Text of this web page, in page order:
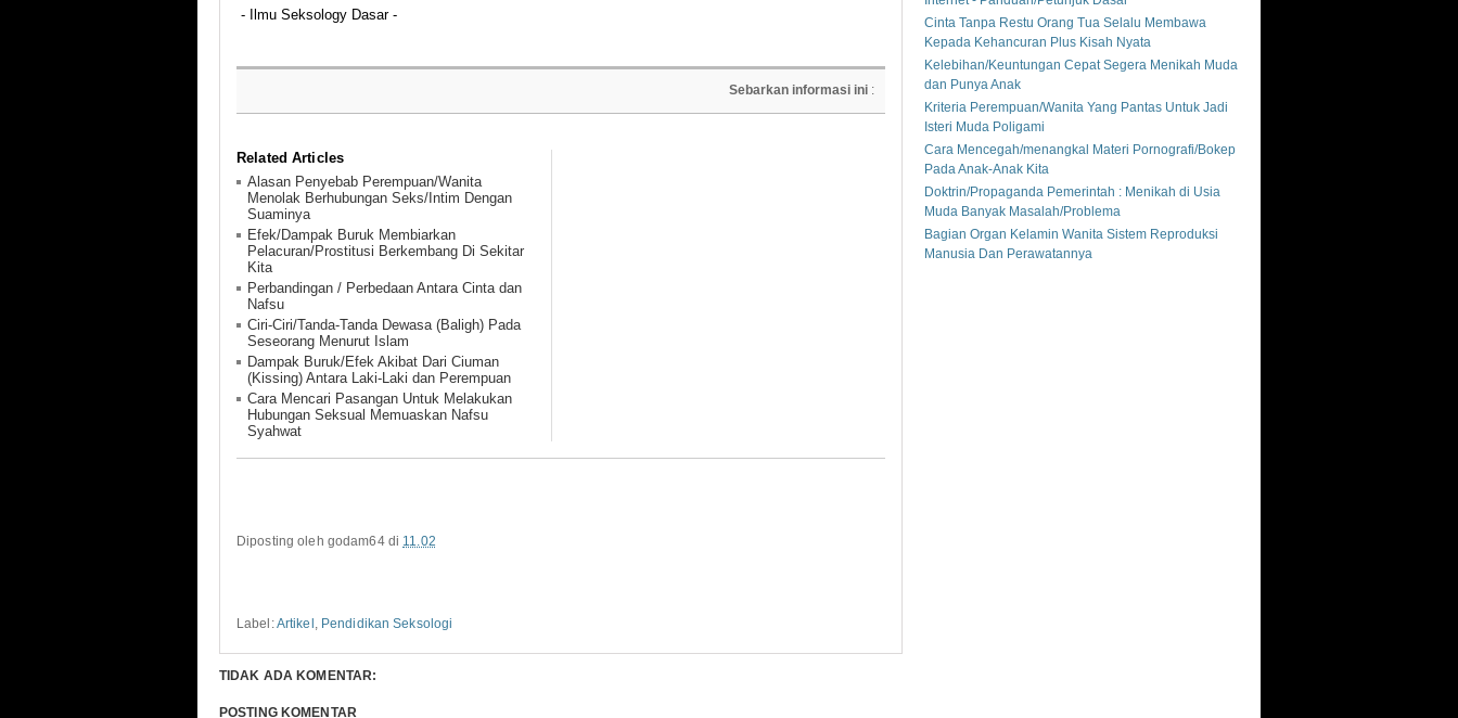
- Ilmu Seksology Dasar -
Sebarkan informasi ini :
Related Articles
Alasan Penyebab Perempuan/Wanita
Menolak Berhubungan Seks/Intim Dengan
Suaminya
Efek/Dampak Buruk Membiarkan
Pelacuran/Prostitusi Berkembang Di Sekitar
Kita
Perbandingan / Perbedaan Antara Cinta dan
Nafsu
Ciri-Ciri/Tanda-Tanda Dewasa (Baligh) Pada
Seseorang Menurut Islam
Dampak Buruk/Efek Akibat Dari Ciuman
(Kissing) Antara Laki-Laki dan Perempuan
Cara Mencari Pasangan Untuk Melakukan
Hubungan Seksual Memuaskan Nafsu
Syahwat
Diposting oleh godam64 di 11.02
Label:Artikel Pendidikan Seksologi
TIDAK ADA KOMENTAR:
POSTING KOMENTAR
Cinta Tanpa Restu Orang Tua Selalu Membawa
Kepada Kehancuran Plus Kisah Nyata
Kelebihan/Keuntungan Cepat Segera Menikah Muda
dan Punya Anak
Kriteria Perempuan/Wanita Yang Pantas Untuk Jadi
Isteri Muda Poligami
Cara Mencegah/menangkal Materi Pornografi/Bokep
Pada Anak-Anak Kita
Doktrin/Propaganda Pemerintah : Menikah di Usia
Muda Banyak Masalah/Problema
Bagian Organ Kelamin Wanita Sistem Reproduksi
Manusia Dan Perawatannya